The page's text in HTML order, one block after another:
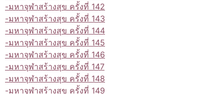
-มหาจุฬาสร้างสุข ครั้งที่ 142
-มหาจุฬาสร้างสุข ครั้งที่ 143
-มหาจุฬาสร้างสุข ครั้งที่ 144
-มหาจุฬาสร้างสุข ครั้งที่ 145
-มหาจุฬาสร้างสุข ครั้งที่ 146
-มหาจุฬาสร้างสุข ครั้งที่ 147
-มหาจุฬาสร้างสุข ครั้งที่ 148
-มหาจุฬาสร้างสุข ครั้งที่ 149